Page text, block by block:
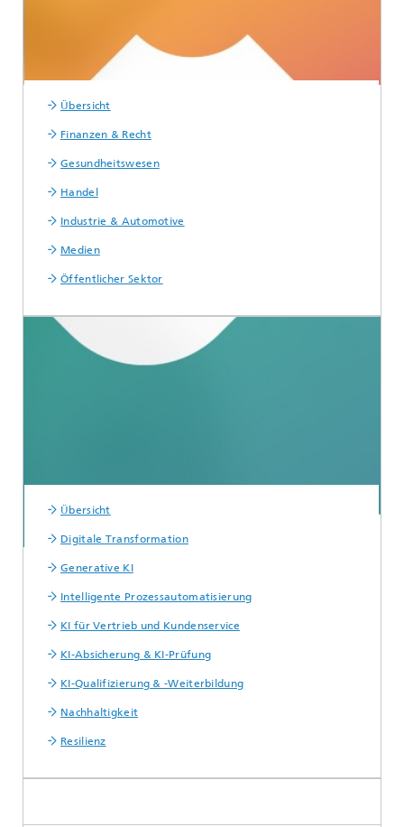
Übersicht
Finanzen & Recht
Gesundheitswesen
Handel
Industrie & Automotive
Medien
Öffentlicher Sektor
Übersicht
Digitale Transformation
Generative KI
Intelligente Prozessautomatisierung
KI für Vertrieb und Kundenservice
KI-Absicherung & KI-Prüfung
KI-Qualifizierung & -Weiterbildung
Nachhaltigkeit
Resilienz